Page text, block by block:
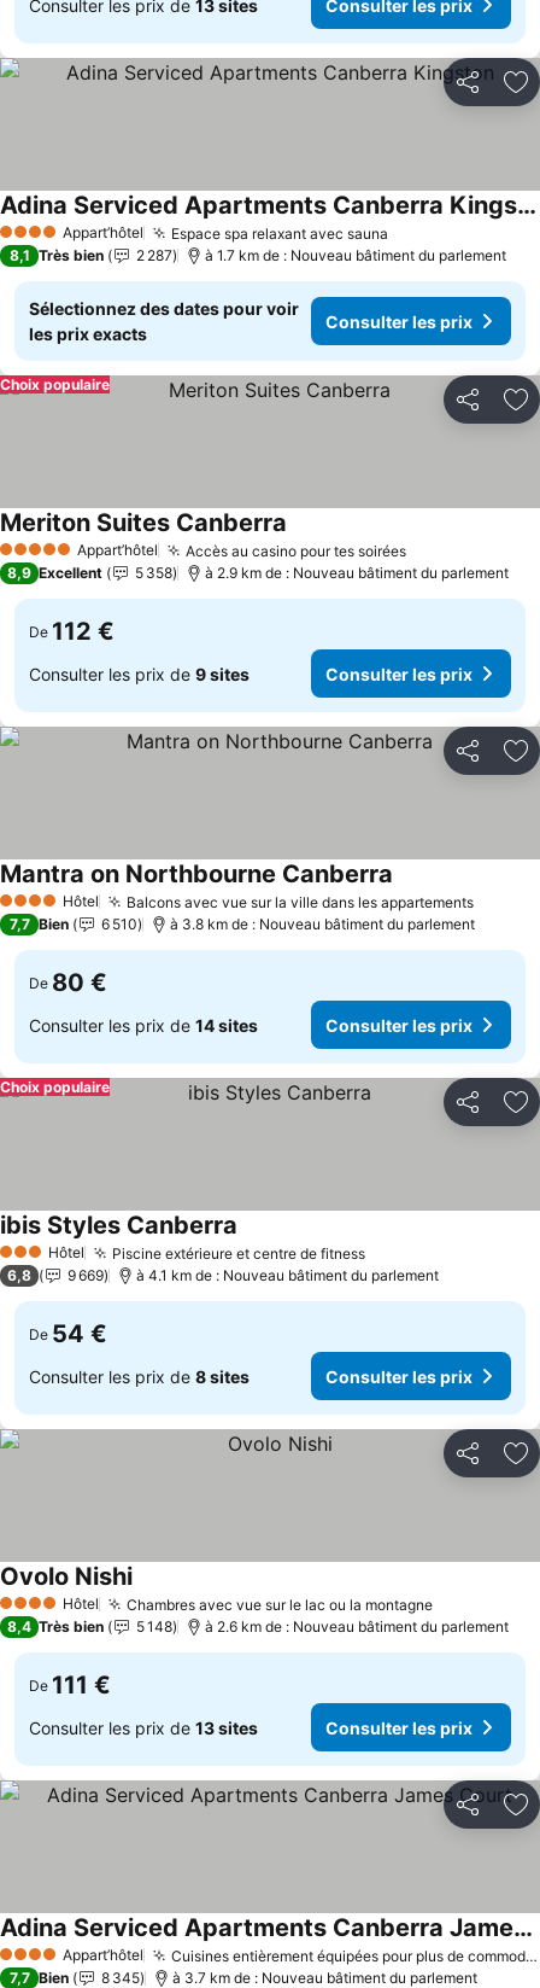
Consulter les prix de 13 sites Consulter les prix
Partager
4 Étoiles Appart’hôtel Espace spa relaxant avec sauna
Adina Serviced Apartments Canberra Kingston
Consulter les prix
8,1 Très bien 2 287 à 1.7 km de : Nouveau bâtiment du parlement
Sélectionnez des dates pour voir
les prix exacts
Consulter les prix
Partager
Choix populaire
5 Étoiles Appart’hôtel Accès au casino pour tes soiréesConsulter les
Meriton Suites Canberra
8,9 Excellent 5 358 à 2.9 km de : Nouveau bâtiment du parlement
De 112 €
Consulter les prix de 9 sites Consulter les prix
Partager
4 Étoiles Hôtel Balcons avec vue sur la ville dans les appartements
Mantra on Northbourne Canberra
7,7 Bien 6 510 à 3.8 km de : Nouveau bâtiment du parlement
De 80 €
Consulter les prix de 14 sites Consulter les prix
Partager
Choix populaire
3 ÉtoilesHôtel Piscine extérieure et centre de fitnessConsulter les prix
ibis Styles Canberra
6,8 9 669 à 4.1 km de : Nouveau bâtiment du parlement
De 54 €
Consulter les prix de 8 sites Consulter les prix
Partager
4 Étoiles Hôtel Chambres avec vue sur le lac ou la montagneConsulter
Ovolo NishiConsulter les prix
8,4 Très bien 5 148 à 2.6 km de : Nouveau bâtiment du parlement
De 111 €
Consulter les prix de 13 sites Consulter les prix
Partager
4 Étoiles Appart’hôtel Cuisines entièrement équipées pour plus de commodité
Adina Serviced Apartments Canberra James Court
Consulter les prix
7,7 Bien 8 345 à 3.7 km de : Nouveau bâtiment du parlement